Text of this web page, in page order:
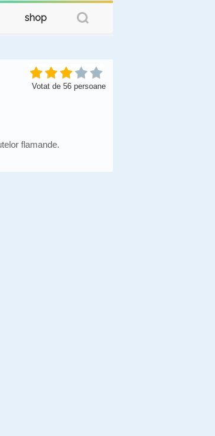
shop
Votat de 56 persoane
flamande.